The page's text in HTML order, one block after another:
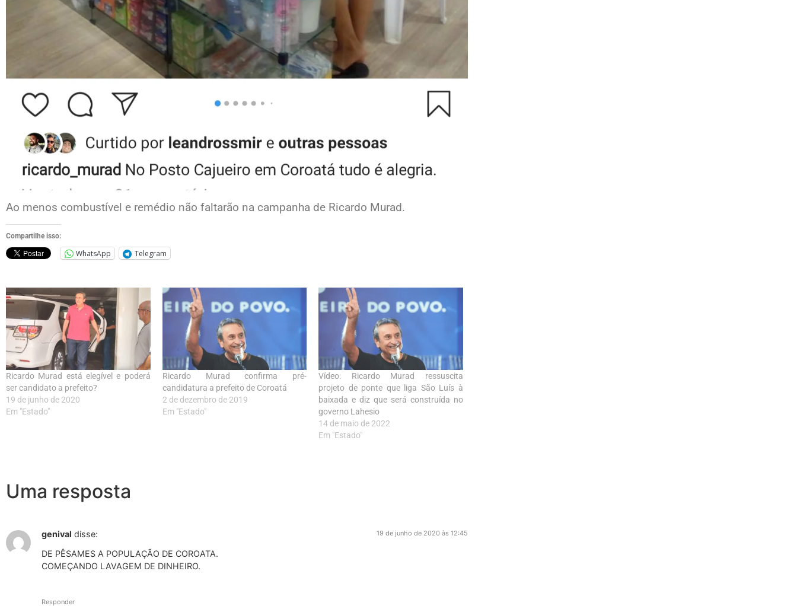
Ao menos combustível e remédio não faltarão na campanha de Ricardo Murad.
Compartilhe isso:
WhatsApp Telegram
Ricardo Murad está elegível e poderá
ser candidato a prefeito?
19 de junho de 2020
Em "Estado"
Ricardo Murad confirma pré-
candidatura a prefeito de Coroatá
2 de dezembro de 2019
Em "Estado"
Vídeo: Ricardo Murad ressuscita
projeto de ponte que liga São Luís à
baixada e diz que será construída no
governo Lahesio
14 de maio de 2022
Em "Estado"
Uma resposta
genival disse: 19 de junho de 2020 às 12:45
DE PÊSAMES A POPULAÇÃO DE COROATA.
COMEÇANDO LAVAGEM DE DINHEIRO.
Responder